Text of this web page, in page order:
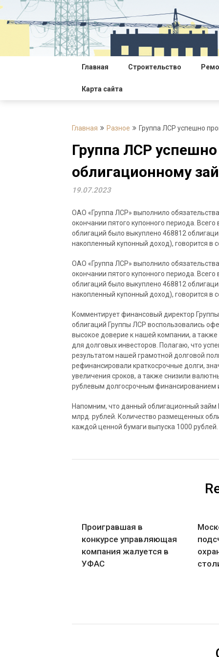
Перейти
содержимому
Главная Строительство
Карта сайта
Главная Разное Группа ЛСР успешно
Группа ЛСР
облигационному
19.07.2023
ОАО «Группа ЛСР» выполнило
окончании пятого купонного периода.
облигаций было выкуплено 468812
накопленный купонный доход), говорится в
ОАО «Группа ЛСР» выполнило
окончании пятого купонного периода.
облигаций было выкуплено 468812
накопленный купонный доход), говорится в
Комментирует финансовый директор
облигаций Группы ЛСР воспользовались
высокое доверие к нашей компании, а
для долговых инвесторов. Полагаю, что
результатом нашей грамотной долговой
рефинансировали краткосрочные долги,
увеличения сроков, а также снизили
рублевым долгосрочным финансированием
Напомним, что данный облигационный
млрд. рублей. Количество размещенных
каждой ценной бумаги выпуска 1000
Проигравшая в
конкурсе управляющая
компания жалуется в
УФАС